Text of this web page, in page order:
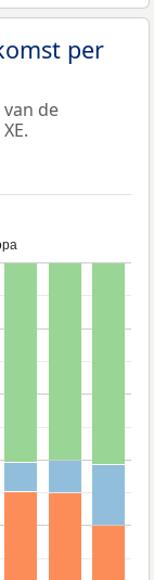
per
de